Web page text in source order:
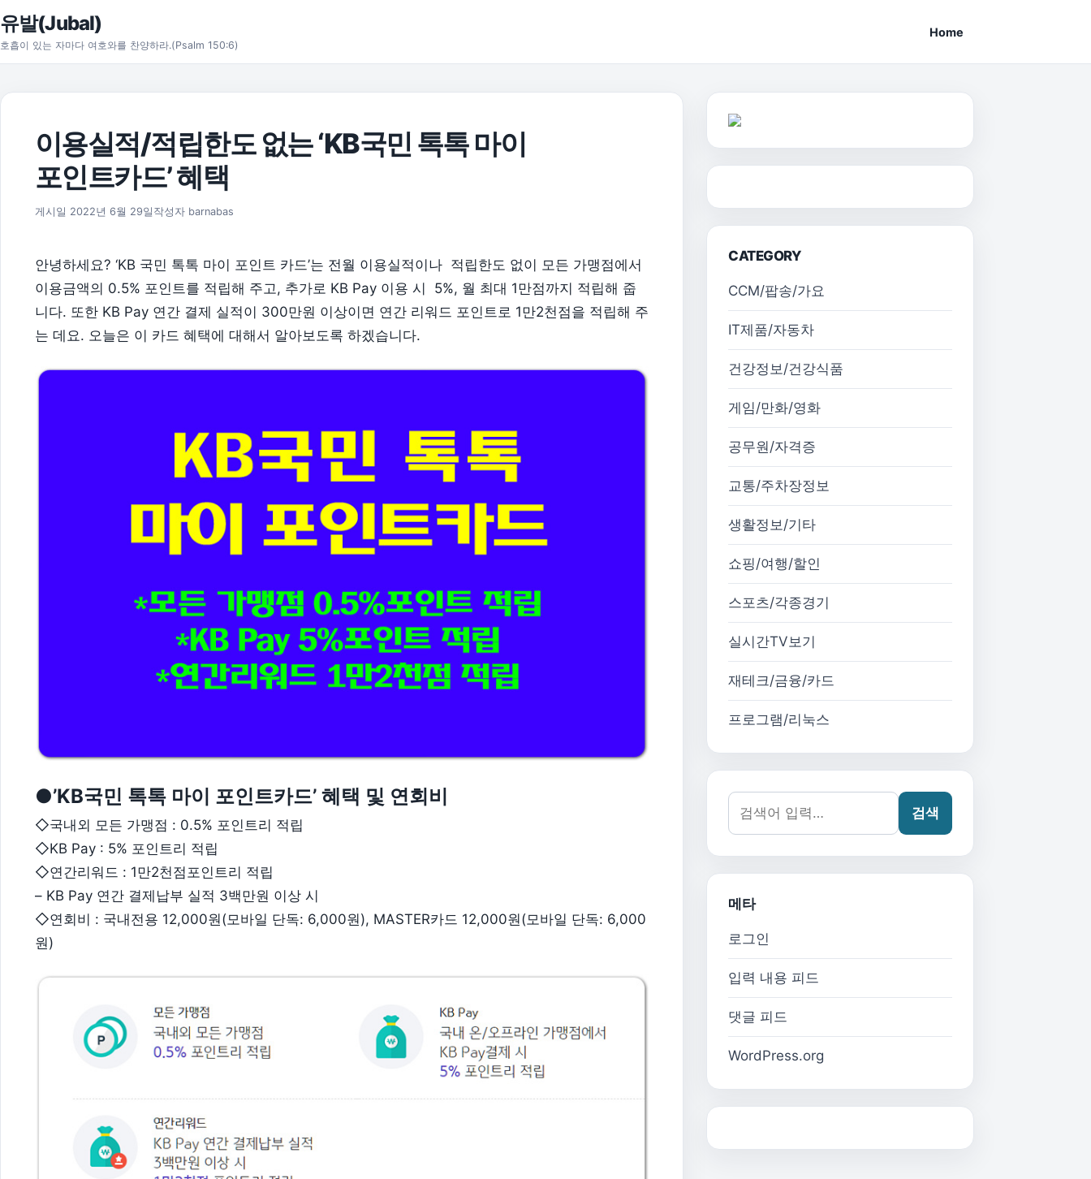
본문으로 건너뛰기
유발(Jubal)
호흡이 있는 자마다 여호와를 찬양하라.(Psalm 150:6)
Home
이용실적/적립한도 없는 ‘KB국민 톡톡 마이
포인트카드’ 혜택
게시일 2022년 6월 29일 작성자 barnabas
안녕하세요? ‘KB 국민 톡톡 마이 포인트 카드’는 전월 이용실적이나 적립한도 없이 모든 가맹점에서
이용금액의 0.5% 포인트를 적립해 주고, 추가로 KB Pay 이용 시 5%, 월 최대 1만점까지 적립해 줍
니다. 또한 KB Pay 연간 결제 실적이 300만원 이상이면 연간 리워드 포인트로 1만2천점을 적립해 주
는 데요. 오늘은 이 카드 혜택에 대해서 알아보도록 하겠습니다.
●’KB국민 톡톡 마이 포인트카드’ 혜택 및 연회비
◇국내외 모든 가맹점 : 0.5% 포인트리 적립
◇KB Pay : 5% 포인트리 적립
◇연간리워드 : 1만2천점포인트리 적립
– KB Pay 연간 결제납부 실적 3백만원 이상 시
◇연회비 : 국내전용 12,000원(모바일 단독: 6,000원), MASTER카드 12,000원(모바일 단독: 6,000
원)
CATEGORY
CCM/팝송/가요
IT제품/자동차
건강정보/건강식품
게임/만화/영화
공무원/자격증
교통/주차장정보
생활정보/기타
쇼핑/여행/할인
스포츠/각종경기
실시간TV보기
재테크/금융/카드
프로그램/리눅스
검색어:
검색
메타
로그인
입력 내용 피드
댓글 피드
WordPress.org